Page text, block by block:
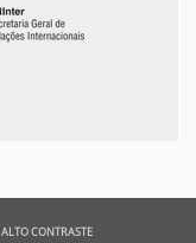
ALTO CONTRASTE